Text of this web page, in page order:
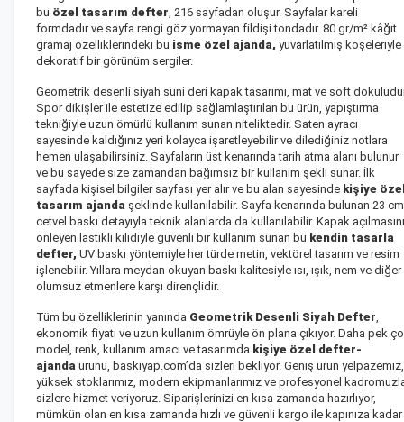
bu özel tasarım defter , 216 sayfadan oluşur. Sayfalar kareli
formdadır ve sayfa rengi göz yormayan fildişi tondadır. 80 gr/m² kâğıt
gramaj özelliklerindeki bu isme özel ajanda, yuvarlatılmış köşeleriyle
dekoratif bir görünüm sergiler.
Geometrik desenli siyah suni deri kapak tasarımı, mat ve soft
Spor dikişler ile estetize edilip sağlamlaştırılan bu ürün, yapıştırma
tekniğiyle uzun ömürlü kullanım sunan niteliktedir. Saten ayracı
sayesinde kaldığınız yeri kolayca işaretleyebilir ve dilediğiniz notlara
hemen ulaşabilirsiniz. Sayfaların üst kenarında tarih atma alanı bulunur
ve bu sayede size zamandan bağımsız bir kullanım şekli sunar. İlk
sayfada kişisel bilgiler sayfası yer alır ve bu alan sayesinde kişiye
tasarım ajanda şeklinde kullanılabilir. Sayfa kenarında bulunan 23 cm
cetvel baskı detayıyla teknik alanlarda da kullanılabilir. Kapak açılmasını
önleyen lastikli kilidiyle güvenli bir kullanım sunan bu kendin tasarla
defter, UV baskı yöntemiyle her türde metin, vektörel tasarım ve resim
işlenebilir. Yıllara meydan okuyan baskı kalitesiyle ısı, ışık, nem ve diğer
olumsuz etmenlere karşı dirençlidir.
Tüm bu özelliklerinin yanında Geometrik Desenli Siyah Defter
ekonomik fiyatı ve uzun kullanım ömrüyle ön plana çıkıyor. Daha pek
model, renk, kullanım amacı ve tasarımda kişiye özel defter-
ajanda ürünü, baskiyap.com’da sizleri bekliyor. Geniş ürün yelpazemiz,
yüksek stoklarımız, modern ekipmanlarımız ve profesyonel
sizlere hizmet veriyoruz. Siparişlerinizi en kısa zamanda hazırlıyor,
mümkün olan en kısa zamanda hızlı ve güvenli kargo ile kapınıza kadar